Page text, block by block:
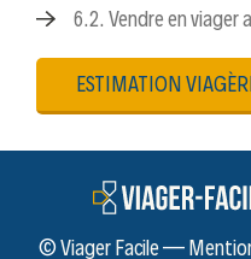
6.2. Vendre en viager
ESTIMATION
© Viager Facile—